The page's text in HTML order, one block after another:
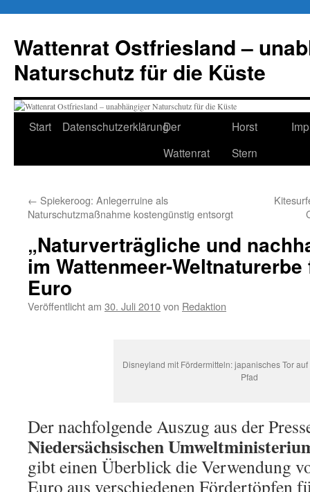
springen
Wattenrat Ostfriesland –
Naturschutz für die Küste
Start DatenschutzerklärungDer
Wattenrat
Horst
Stern
← Spiekeroog: Anlegerruine als
Naturschutzmaßnahme kostengünstig entsorgt
„Naturverträgliche und
im Wattenmeer-Weltnaturerbe
Euro
Veröffentlicht am 30. Juli 2010von Redaktion
Disneyland mit Fördermitteln: japanisches Tor
Pfad
Der nachfolgende Auszug aus der
Niedersächsischen
gibt einen Überblick die Verwendung
Euro aus verschiedenen Fördertöpfen